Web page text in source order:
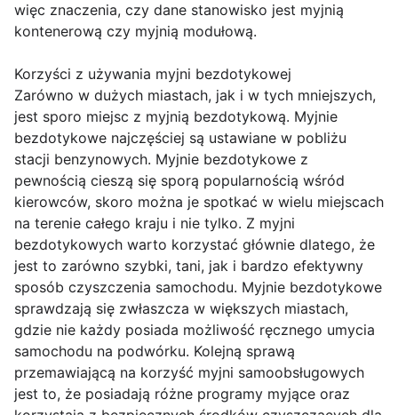
więc znaczenia, czy dane stanowisko jest myjnią
kontenerową czy myjnią modułową.
Korzyści z używania myjni bezdotykowej
Zarówno w dużych miastach, jak i w tych mniejszych,
jest sporo miejsc z myjnią bezdotykową. Myjnie
bezdotykowe najczęściej są ustawiane w pobliżu
stacji benzynowych. Myjnie bezdotykowe z
pewnością cieszą się sporą popularnością wśród
kierowców, skoro można je spotkać w wielu miejscach
na terenie całego kraju i nie tylko. Z myjni
bezdotykowych warto korzystać głównie dlatego, że
jest to zarówno szybki, tani, jak i bardzo efektywny
sposób czyszczenia samochodu. Myjnie bezdotykowe
sprawdzają się zwłaszcza w większych miastach,
gdzie nie każdy posiada możliwość ręcznego umycia
samochodu na podwórku. Kolejną sprawą
przemawiającą na korzyść myjni samoobsługowych
jest to, że posiadają różne programy myjące oraz